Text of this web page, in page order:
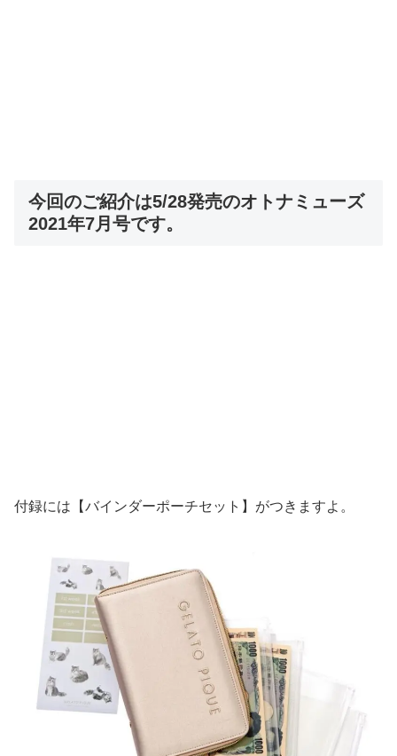
今回のご紹介は5/28発売のオトナミューズ
2021年7月号です。
付録には【バインダーポーチセット】がつきますよ。